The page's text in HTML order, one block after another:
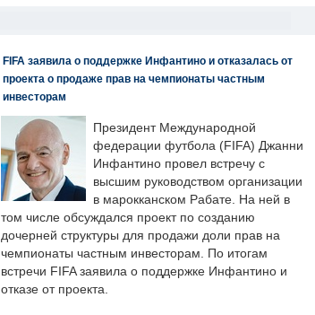
FIFA заявила о поддержке Инфантино и отказалась от
проекта о продаже прав на чемпионаты частным
инвесторам
Президент Международной
федерации футбола (FIFA) Джанни
Инфантино провел встречу с
высшим руководством организации
в марокканском Рабате. На ней в
том числе обсуждался проект по созданию
дочерней структуры для продажи доли прав на
чемпионаты частным инвесторам. По итогам
встречи FIFA заявила о поддержке Инфантино и
отказе от проекта.